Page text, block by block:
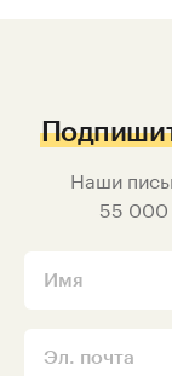
Наши
55 000